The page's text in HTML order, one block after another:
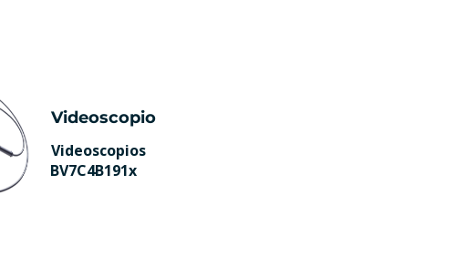
Videoscopio
Videoscopios
BV7C4B191x